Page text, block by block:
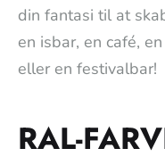
din fantasi til at
en isbar, en café,
eller en festivalbar!
RAL-